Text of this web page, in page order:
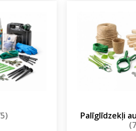
Palīglīdzekļi